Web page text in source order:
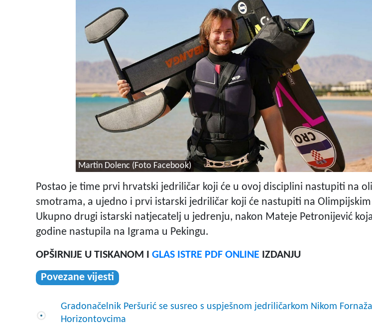
Martin Dolenc (Foto Facebook)
Postao je time prvi hrvatski jedriličar koji će u ovoj disciplini nastupiti na
smotrama, a ujedno i prvi istarski jedriličar koji će nastupiti na
Ukupno drugi istarski natjecatelj u jedrenju, nakon Mateje Petronijević
godine nastupila na Igrama u Pekingu.
OPŠIRNIJE U TISKANOM I GLAS ISTRE PDF ONLINE IZDANJU
Povezane vijesti
Gradonačelnik Peršurić se susreo s uspješnom jedriličarkom Nikom
Horizontovcima